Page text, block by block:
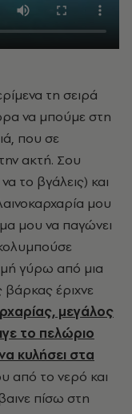
τη σειρά
να μπούμε στη
που σε
ακτή. Σου
το βγάλεις) και
μου
μου να παγώνει
γύρω από μια
έριχνε
μεγάλος
το πελώριο
κυλήσει στα
από το νερό και
πίσω στη